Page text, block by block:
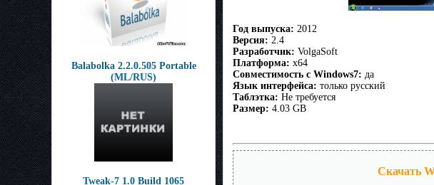
Balabolka 2.2.0.505 Portable
(ML/RUS)
Tweak-7 1.0 Build 1065
Год выпуска: 2012
Версия: 2.4
Разработчик: VolgaSoft
Платформа: x64
Совместимость с Windows7: да
Язык интерфейса: только русский
Таблэтка: Не требуется
Размер: 4.03 GB
Скачать